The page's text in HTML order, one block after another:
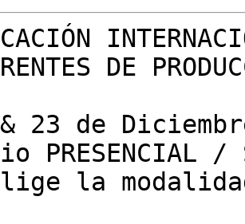
DE
23 de
PRESENCIAL /
la